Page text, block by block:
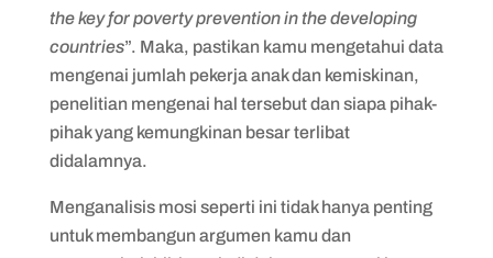
the key for poverty prevention in the developing
countries”. Maka, pastikan kamu mengetahui data
mengenai jumlah pekerja anak dan kemiskinan,
penelitian mengenai hal tersebut dan siapa pihak-
pihak yang kemungkinan besar terlibat
didalamnya.
Menganalisis mosi seperti ini tidak hanya penting
untuk membangun argumen kamu dan